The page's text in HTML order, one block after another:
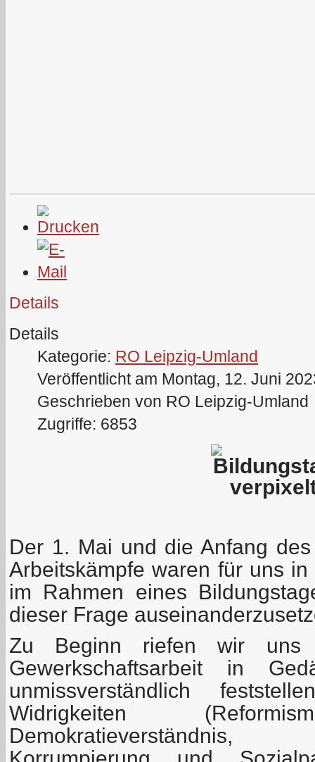
Details
Details
Kategorie: RO Leipzig-Umland
Veröffentlicht am Montag, 12. Juni
Geschrieben von RO Leipzig-Umland
Zugriffe: 6853
Der 1. Mai und die Anfang
Arbeitskämpfe waren für uns
im Rahmen eines
dieser Frage
Zu Beginn riefen wir uns
Gewerkschaftsarbeit in
unmissverständlich
Widrigkeiten
Demokratieverständnis,